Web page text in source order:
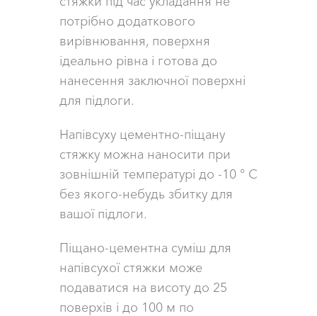
потрібно додаткового
вирівнювання, поверхня
ідеально рівна і готова до
нанесення заключної поверхні
для підлоги.
Напівсуху цементно-піщану
стяжку можна наносити при
зовнішній температурі до -10 ° C
без якого-небудь збитку для
вашої підлоги.
Піщано-цементна суміш для
напівсухої стяжки може
подаватися на висоту до 25
поверхів і до 100 м по